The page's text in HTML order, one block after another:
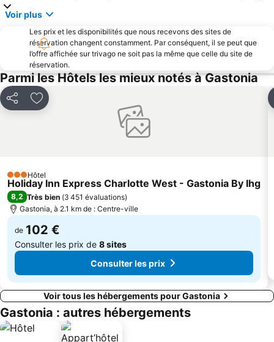
Voir plus
Les prix et les disponibilités que nous recevons des sites de
réservation changent constamment. Par conséquent, il se peut que
l’offre affichée sur trivago ne soit pas la même que celle du site de
réservation.
Parmi les Hôtels les mieux notés à Gastonia
PartagerAjouter à mes favoris
3 Étoiles
Hôtel
Holiday Inn Express Charlotte West - Gastonia By Ihg
8,2 Très bien (3 451 évaluations)
Gastonia, à 2.1 km de : Centre-ville
de 102 €
Consulter les prix de 8 sites
Consulter les prix
Voir tous les hébergements pour Gastonia
Gastonia : autres hébergements